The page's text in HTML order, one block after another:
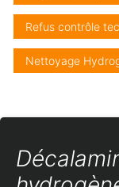
Refus contrôle
Nettoyage